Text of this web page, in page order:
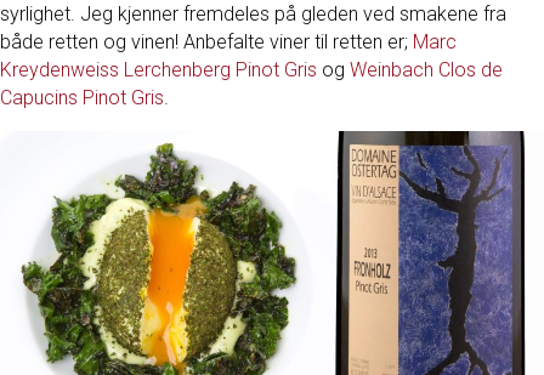
syrlighet. Jeg kjenner fremdeles på gleden ved smakene fra
både retten og vinen! Anbefalte viner til retten er; Marc
Kreydenweiss Lerchenberg Pinot Gris og Weinbach Clos de
Capucins Pinot Gris.